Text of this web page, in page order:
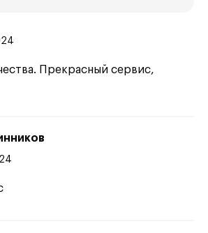
Прекрасный сервис,